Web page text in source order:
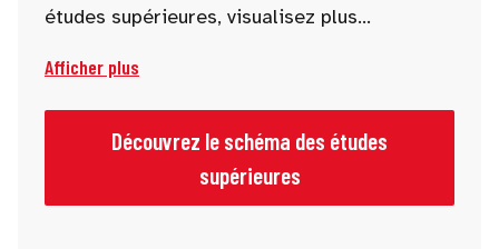
études supérieures, visualisez plus
les niveaux de diplômes. Un outil pratique
pour mieux comprendre l’organisation des
études en France et construire votre projet
Afficher plus
Découvrez le schéma des études
supérieures